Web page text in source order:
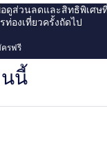
อดูส่วนลดและสิทธิพิเศษ
ท่องเที่ยวครั้งถัดไป
รฟรี
นี้